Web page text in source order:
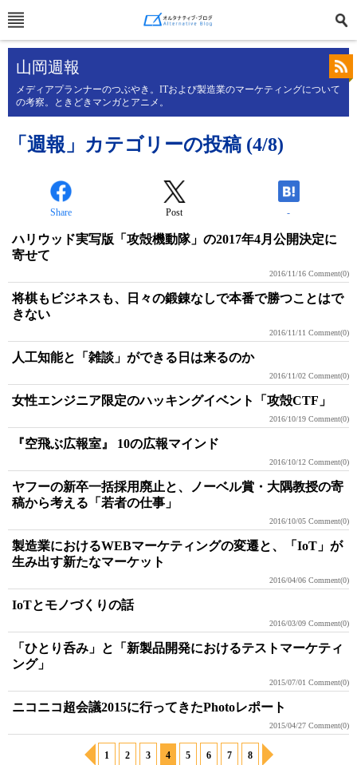
山岡週報
メディアプランナーのつぶやき。ITおよび製造業のマーケティングについて
の考察。ときどきマンガとアニメ。
「週報」カテゴリーの投稿 (4/8)
Share Post -
ハリウッド実写版「攻殻機動隊」の2017年4月公開決定に
寄せて
2016/11/16 Comment(0)
将棋もビジネスも、日々の鍛錬なしで本番で勝つことはで
きない
2016/11/11 Comment(0)
人工知能と「雑談」ができる日は来るのか
2016/11/02 Comment(0)
女性エンジニア限定のハッキングイベント「攻殻CTF」
2016/10/19 Comment(0)
『空飛ぶ広報室』 10の広報マインド
2016/10/12 Comment(0)
ヤフーの新卒一括採用廃止と、ノーベル賞・大隅教授の寄
稿から考える「若者の仕事」
2016/10/05 Comment(0)
製造業におけるWEBマーケティングの変遷と、「IoT」が
生み出す新たなマーケット
2016/04/06 Comment(0)
IoTとモノづくりの話
2016/03/09 Comment(0)
「ひとり呑み」と「新製品開発におけるテストマーケティ
ング」
2015/07/01 Comment(0)
ニコニコ超会議2015に行ってきたPhotoレポート
2015/04/27 Comment(0)
1 2 3 4 5 6 7 8